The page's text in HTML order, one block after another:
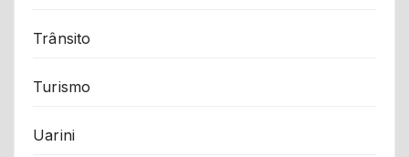
Trânsito
Turismo
Uarini